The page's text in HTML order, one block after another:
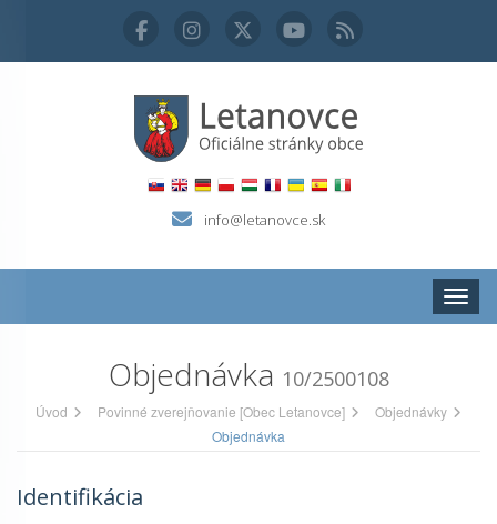
info@letanovce.sk
Objednávka 10/2500108
Úvod Povinné zverejňovanie [Obec Letanovce]
Objednávky
Objednávka
Identifikácia